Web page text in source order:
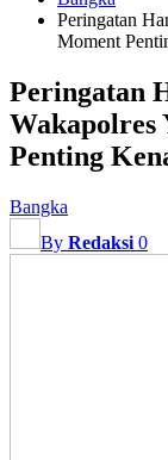
Peringatan
Moment
Peringatan
Wakapolres
Penting
Bangka
By Redaksi 0